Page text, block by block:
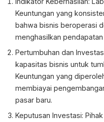
Keuntungan yang
bahwa bisnis beroperasi
menghasilkan
Pertumbuhan dan
kapasitas bisnis untuk
Keuntungan yang
membiayai
pasar baru.
Keputusan Investasi: